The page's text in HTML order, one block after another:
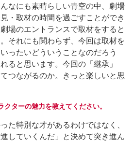
なにも素晴らしい青空の中、劇場
・取材の時間を過ごすことができ
場のエントランスで取材をすると
それにも関わらず、今回は取材を
ったいどういうことなのだろう
ると思います。今回の「継承」
つながるのか。きっと楽しいと思
クターの魅力を教えてください。
た特別な才があるわけではなく、
していくんだ」と決めて突き進ん